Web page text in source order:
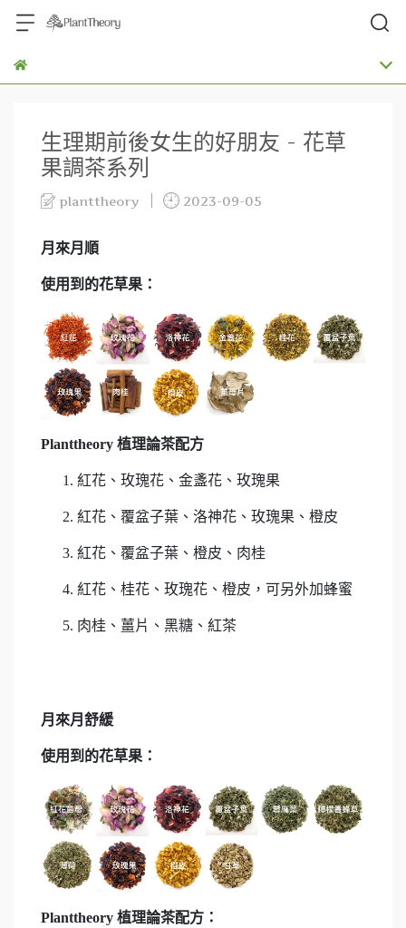
生理期前後女生的好朋友 - 花草
果調茶系列
planttheory 2023-09-05
月來月順
使用到的花草果：
Planttheory 植理論茶配方
紅花、玫瑰花、金盞花、玫瑰果
紅花、覆盆子葉、洛神花、玫瑰果、橙皮
紅花、覆盆子葉、橙皮、肉桂
紅花、桂花、玫瑰花、橙皮，可另外加蜂蜜
肉桂、薑片、黑糖、紅茶
月來月舒緩
使用到的花草果：
Planttheory 植理論茶配方：